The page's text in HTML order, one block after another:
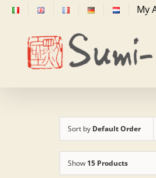
Skip
content
My
Sort by Default Order
Show 15 Products